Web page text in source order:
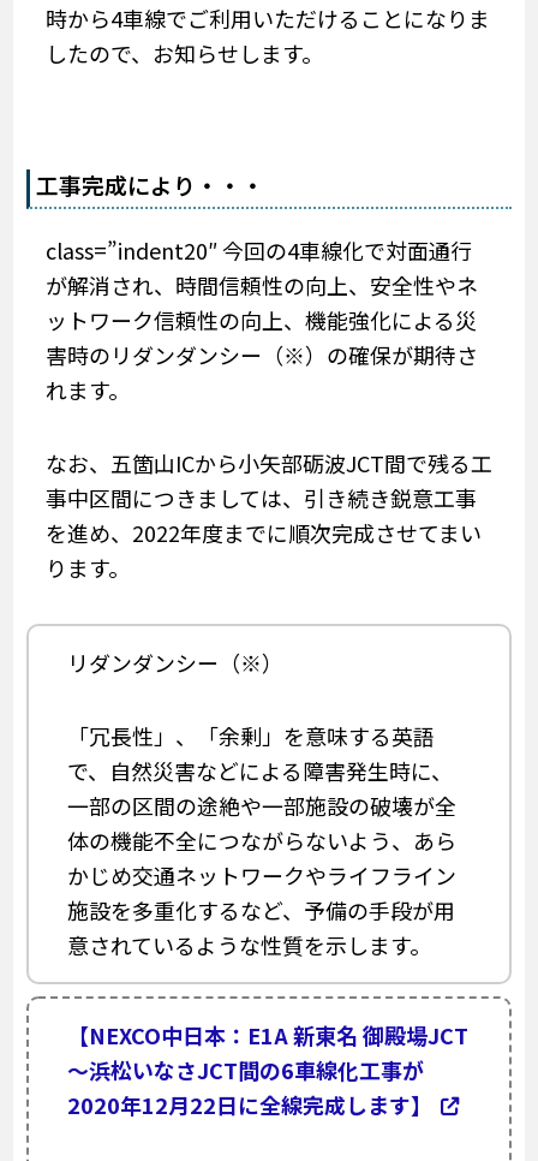
時から4車線でご利用いただけることになりま
したので、お知らせします。
工事完成により・・・
class=”indent20″ 今回の4車線化で対面通行
が解消され、時間信頼性の向上、安全性やネ
ットワーク信頼性の向上、機能強化による災
害時のリダンダンシー（※）の確保が期待さ
れます。
なお、五箇山ICから小矢部砺波JCT間で残る工
事中区間につきましては、引き続き鋭意工事
を進め、2022年度までに順次完成させてまい
ります。
リダンダンシー（※）
「冗長性」、「余剰」を意味する英語
で、自然災害などによる障害発生時に、
一部の区間の途絶や一部施設の破壊が全
体の機能不全につながらないよう、あら
かじめ交通ネットワークやライフライン
施設を多重化するなど、予備の手段が用
意されているような性質を示します。
【NEXCO中日本：E1A 新東名 御殿場JCT
～浜松いなさJCT間の6車線化工事が
2020年12月22日に全線完成します】